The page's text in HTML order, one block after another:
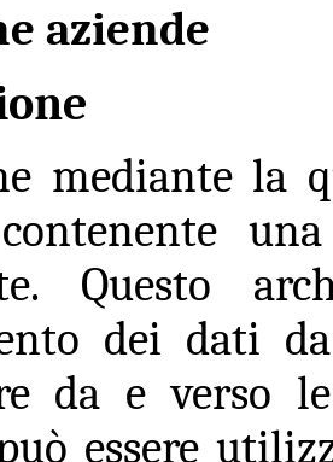
aziende
mediante la
Questo
dei dati
da e verso
essere